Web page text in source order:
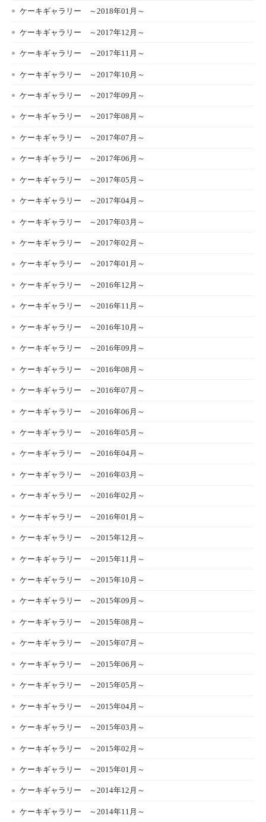
ケーキギャラリー ～2018年01月～
ケーキギャラリー ～2017年12月～
ケーキギャラリー ～2017年11月～
ケーキギャラリー ～2017年10月～
ケーキギャラリー ～2017年09月～
ケーキギャラリー ～2017年08月～
ケーキギャラリー ～2017年07月～
ケーキギャラリー ～2017年06月～
ケーキギャラリー ～2017年05月～
ケーキギャラリー ～2017年04月～
ケーキギャラリー ～2017年03月～
ケーキギャラリー ～2017年02月～
ケーキギャラリー ～2017年01月～
ケーキギャラリー ～2016年12月～
ケーキギャラリー ～2016年11月～
ケーキギャラリー ～2016年10月～
ケーキギャラリー ～2016年09月～
ケーキギャラリー ～2016年08月～
ケーキギャラリー ～2016年07月～
ケーキギャラリー ～2016年06月～
ケーキギャラリー ～2016年05月～
ケーキギャラリー ～2016年04月～
ケーキギャラリー ～2016年03月～
ケーキギャラリー ～2016年02月～
ケーキギャラリー ～2016年01月～
ケーキギャラリー ～2015年12月～
ケーキギャラリー ～2015年11月～
ケーキギャラリー ～2015年10月～
ケーキギャラリー ～2015年09月～
ケーキギャラリー ～2015年08月～
ケーキギャラリー ～2015年07月～
ケーキギャラリー ～2015年06月～
ケーキギャラリー ～2015年05月～
ケーキギャラリー ～2015年04月～
ケーキギャラリー ～2015年03月～
ケーキギャラリー ～2015年02月～
ケーキギャラリー ～2015年01月～
ケーキギャラリー ～2014年12月～
ケーキギャラリー ～2014年11月～